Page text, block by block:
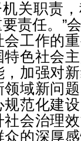
关职责
责任。”
工作的
色社会
加强对
域新问
范化建
会治理
的深厚